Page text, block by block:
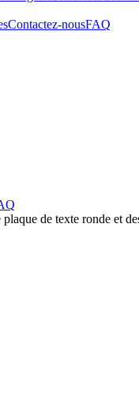
Contactez-nousFAQ
de texte ronde et